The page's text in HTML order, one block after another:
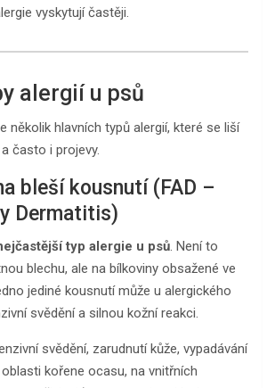
vyskytují častěji.
alergií u psů
několik hlavních typů alergií, které se liší
často i projevy.
bleší kousnutí (FAD –
Dermatitis)
typ alergie u psů. Není to
blechu, ale na bílkoviny obsažené ve
jediné kousnutí může u alergického
svědění a silnou kožní reakci.
svědění, zarudnutí kůže, vypadávání
kořene ocasu, na vnitřních